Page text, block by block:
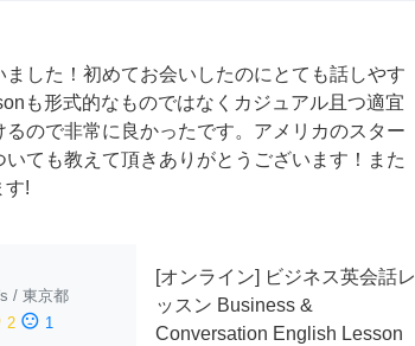
ました！初めてお会いしたのにとても話しやす
も形式的なものではなくカジュアル且つ適宜
るので非常に良かったです。アメリカのスター
いても教えて頂きありがとうございます！また
す!
/ 東京都
2 sentiment_dissatisfied 1
[オンライン] ビジネス英会話レ
ッスン Business &
Conversation English Lesson